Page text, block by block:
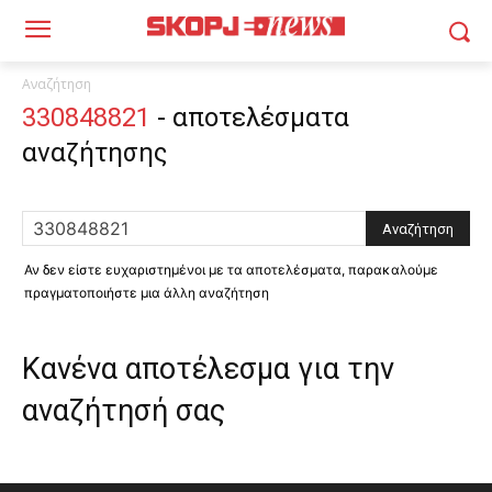
Αναζήτηση
330848821 - αποτελέσματα
αναζήτησης
Αν δεν είστε ευχαριστημένοι με τα αποτελέσματα, παρακαλούμε
πραγματοποιήστε μια άλλη αναζήτηση
Κανένα αποτέλεσμα για την
αναζήτησή σας